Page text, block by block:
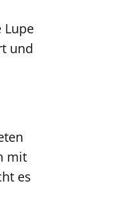
Lupe
und
mit
es